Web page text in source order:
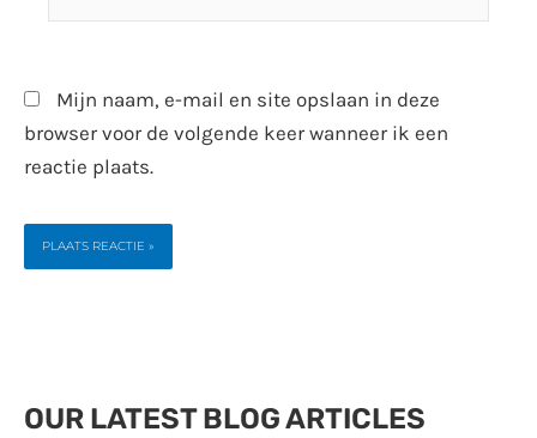
Mijn naam, e-mail en site opslaan in deze
browser voor de volgende keer wanneer ik een
reactie plaats.
OUR LATEST BLOG ARTICLES